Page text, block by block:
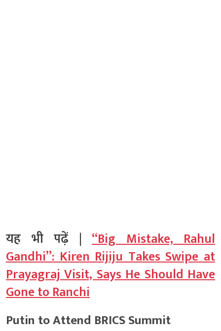
यह भी पढ़ें | “Big Mistake, Rahul
Gandhi”: Kiren Rijiju Takes Swipe at
Prayagraj Visit, Says He Should Have
Gone to Ranchi
Putin to Attend BRICS Summit